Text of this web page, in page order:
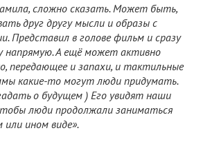
сложно сказать. Может быть,
друг другу мысли и образы с
Представил в голове фильм и сразу
напрямую. А ещё может активно
передающее и запахи, и тактильные
какие-то могут люди придумать.
о будущем ) Его увидят наши
люди продолжали заниматься
ином виде».